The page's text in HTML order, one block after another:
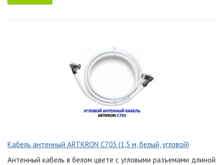
Кабель антенный ARTKRON C703 (1,5 м, белый, угловой)
Антенный кабель в белом цвете с угловыми разъемами длиной